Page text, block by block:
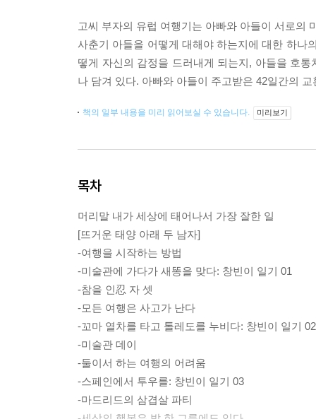
고씨 부자의 유럽 여행기는 아빠와 아들이 서로의
사춘기 아들을 어떻게 대해야 하는지에 대한 하나
떻게 자신의 감정을 드러내게 되는지, 아들을 호
나 담겨 있다. 아빠와 아들이 주고받은 42일간의
책의 일부 내용을 미리 읽어보실 수 있습니다. 미리보기
목차
머리말 내가 세상에 태어나서 가장 잘한 일
[뜨거운 태양 아래 두 남자]
-여행을 시작하는 방법
-미술관에 가다가 새똥을 맞다: 창빈이 일기 01
-참을 인忍 자 셋
-모든 여행은 사고가 난다
-꼬마 열차를 타고 톨레도를 누비다: 창빈이 일기 02
-미술관 데이
-둘이서 하는 여행의 어려움
-스페인에서 투우를: 창빈이 일기 03
-마드리드의 삼겹살 파티